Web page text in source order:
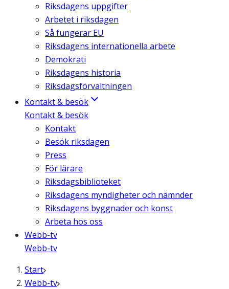
Riksdagens uppgifter
Arbetet i riksdagen
Så fungerar EU
Riksdagens internationella arbete
Demokrati
Riksdagens historia
Riksdagsförvaltningen
Kontakt & besök
Kontakt & besök
Kontakt
Besök riksdagen
Press
För lärare
Riksdagsbiblioteket
Riksdagens myndigheter och nämnder
Riksdagens byggnader och konst
Arbeta hos oss
Webb-tv
Webb-tv
Start
Webb-tv